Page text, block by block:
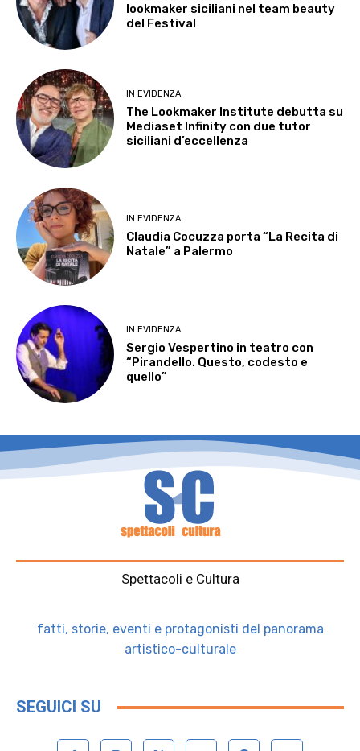
lookmaker siciliani nel team beauty
del Festival
IN EVIDENZA
The Lookmaker Institute debutta su
Mediaset Infinity con due tutor
siciliani d’eccellenza
IN EVIDENZA
Claudia Cocuzza porta “La Recita di
Natale” a Palermo
IN EVIDENZA
Sergio Vespertino in teatro con
“Pirandello. Questo, codesto e
quello”
Spettacoli e Cultura
fatti, storie, eventi e protagonisti del panorama
artistico-culturale
SEGUICI SU